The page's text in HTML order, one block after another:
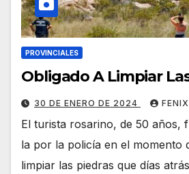
PROVINCIALES
Obligado A Limpiar
30 DE ENERO DE 2024
El turista rosarino, de 50 años,
la por la policía en el momento
limpiar las piedras que días